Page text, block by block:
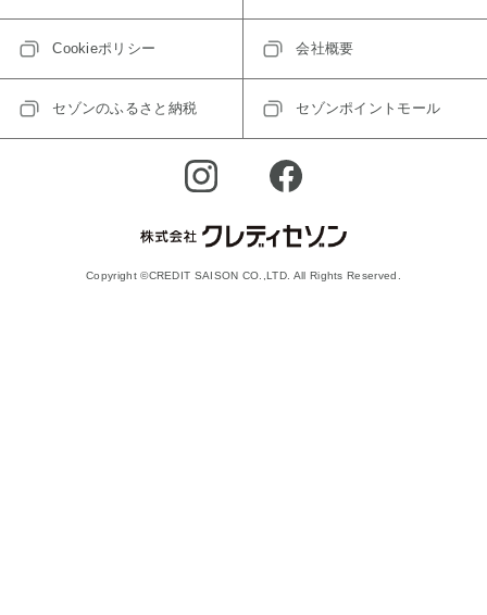
Cookieポリシー 会社概要
セゾンのふるさと納税 セゾンポイントモール
Copyright ©CREDIT SAISON CO.,LTD. All Rights Reserved.